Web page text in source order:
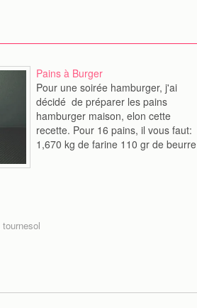
Pains à Burger
Pour une soirée hamburger, j'ai
décidé de préparer les pains
hamburger maison, elon cette
recette. Pour 16 pains, il vous faut:
1,670 kg de farine 110 gr de beurre
tournesol